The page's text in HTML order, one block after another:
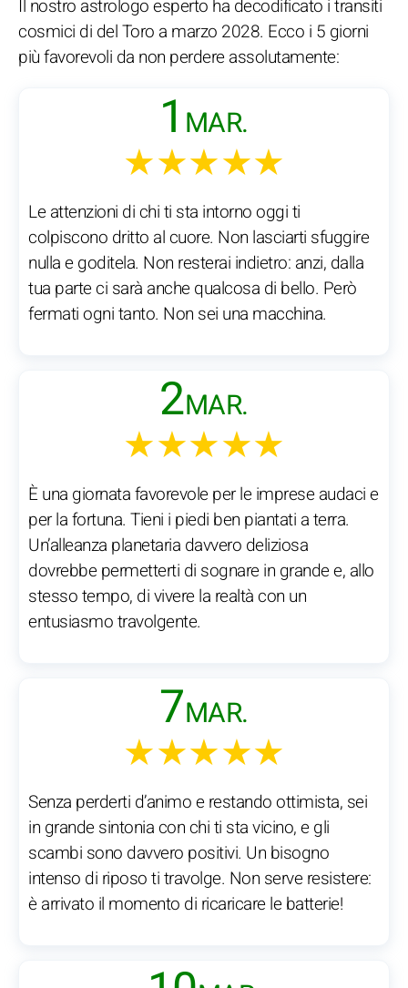
Il nostro astrologo esperto ha decodificato i transiti
cosmici di del Toro a marzo 2028. Ecco i 5 giorni
più favorevoli da non perdere assolutamente:
1 MAR.
★★★★★
Le attenzioni di chi ti sta intorno oggi ti
colpiscono dritto al cuore. Non lasciarti sfuggire
nulla e goditela. Non resterai indietro: anzi, dalla
tua parte ci sarà anche qualcosa di bello. Però
fermati ogni tanto. Non sei una macchina.
2MAR.
★★★★★
È una giornata favorevole per le imprese audaci e
per la fortuna. Tieni i piedi ben piantati a terra.
Un’alleanza planetaria davvero deliziosa
dovrebbe permetterti di sognare in grande e, allo
stesso tempo, di vivere la realtà con un
entusiasmo travolgente.
7MAR.
★★★★★
Senza perderti d’animo e restando ottimista, sei
in grande sintonia con chi ti sta vicino, e gli
scambi sono davvero positivi. Un bisogno
intenso di riposo ti travolge. Non serve resistere:
è arrivato il momento di ricaricare le batterie!